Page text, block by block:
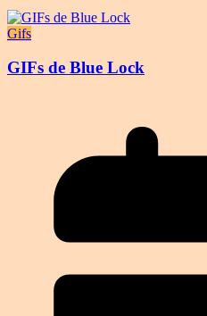
Gifs
GIFs de Blue Lock